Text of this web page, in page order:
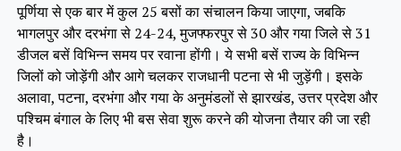
पूर्णिया से एक बार में कुल 25 बसों का संचालन किया जाएगा, जबकि
भागलपुर और दरभंगा से 24-24, मुजफ्फरपुर से 30 और गया जिले से 31
डीजल बसें विभिन्न समय पर रवाना होंगी। ये सभी बसें राज्य के विभिन्न
जिलों को जोड़ेंगी और आगे चलकर राजधानी पटना से भी जुड़ेंगी। इसके
अलावा, पटना, दरभंगा और गया के अनुमंडलों से झारखंड, उत्तर प्रदेश और
पश्चिम बंगाल के लिए भी बस सेवा शुरू करने की योजना तैयार की जा रही
है।